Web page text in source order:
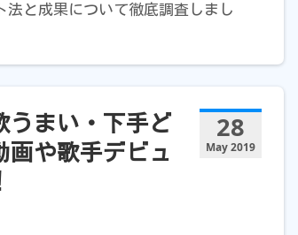
法と成果について徹底調査しまし
28
May 2019
うまい・下手ど
画や歌手デビュ